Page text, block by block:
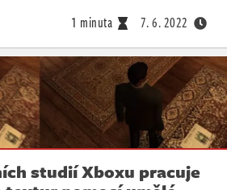
1 minuta 7. 6. 2022
studií Xboxu pracuje